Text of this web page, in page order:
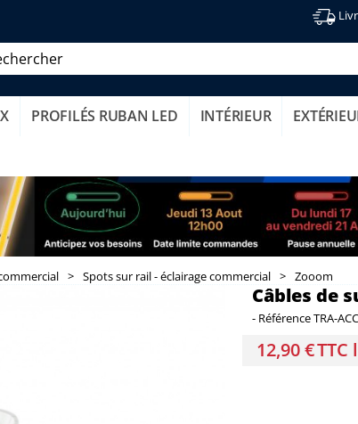
PROFILÉS RUBAN LED INTÉRIEUR
> Spots sur rail - éclairage commercial > Zooom
Câbles de
- RéférenceTRA-
12,90 €